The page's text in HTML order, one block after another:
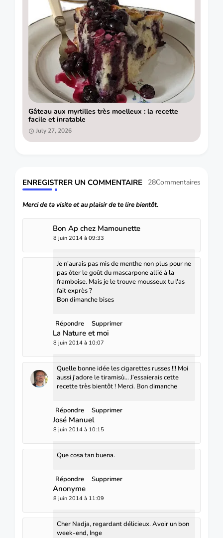
Gâteau aux myrtilles très moelleux : la recette
facile et inratable
July 27, 2026
ENREGISTRER UN COMMENTAIRE 28Commentaires
Merci de ta visite et au plaisir de te lire bientôt.
Bon Ap chez Mamounette
8 juin 2014 à 09:33
Je n'aurais pas mis de menthe non plus pour ne
pas ôter le goût du mascarpone allié à la
framboise. Mais je le trouve mousseux tu l'as
fait exprès ?
Bon dimanche bises
Répondre Supprimer
La Nature et moi
8 juin 2014 à 10:07
Quelle bonne idée les cigarettes russes !!! Moi
aussi j'adore le tiramisù... J’essaierais cette
recette très bientôt ! Merci. Bon dimanche
Répondre Supprimer
José Manuel
8 juin 2014 à 10:15
Que cosa tan buena.
Répondre Supprimer
Anonyme
8 juin 2014 à 11:09
Cher Nadja, regardant délicieux. Avoir un bon
week-end, Inge